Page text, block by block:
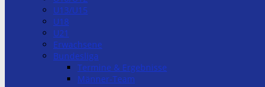
U13/U15
U18
U21
Erwachsene
Bundesliga
Termine & Ergebnisse
Männer-Team